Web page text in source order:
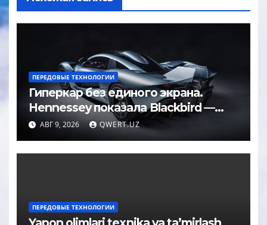
ПЕРЕДОВЫЕ ТЕХНОЛОГИИ
Гиперкар без единого экрана.
Hennessey показала Blackbird —
машину за 2,5 миллиона долларов
АВГ 9, 2026 QWERT.UZ
ПЕРЕДОВЫЕ ТЕХНОЛОГИИ